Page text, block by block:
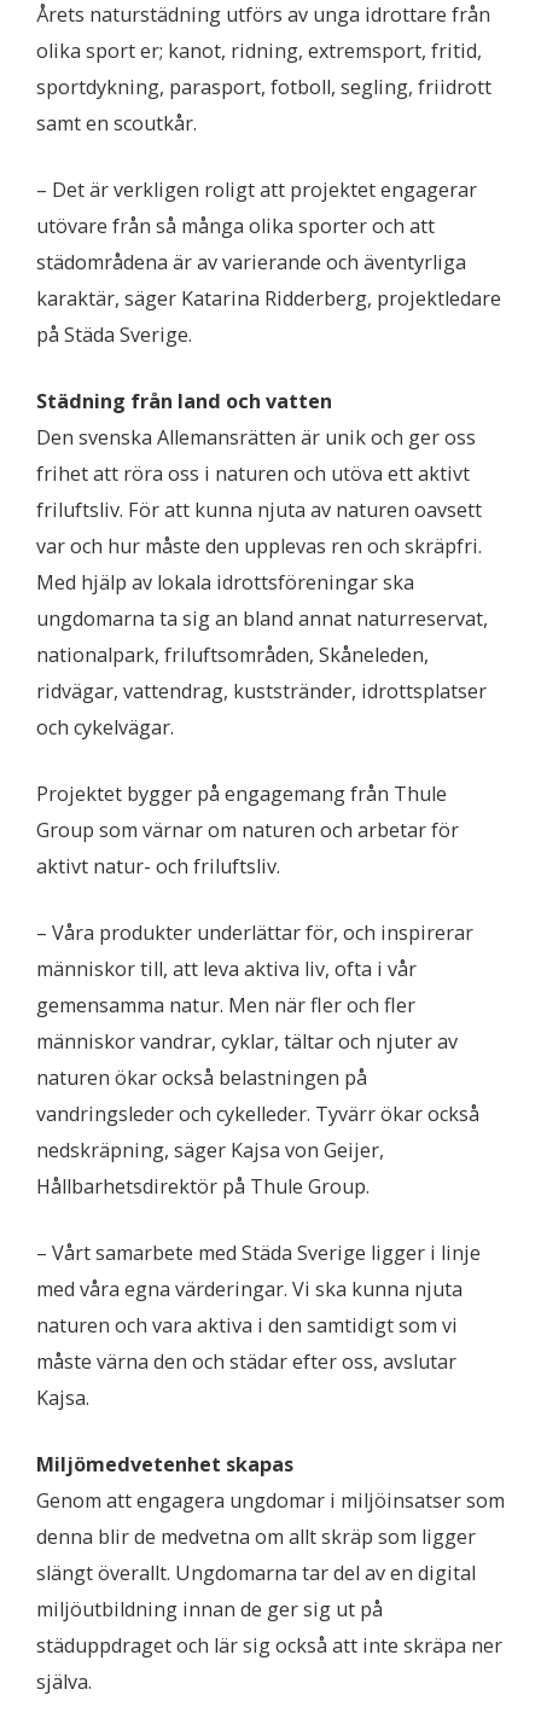
Årets naturstädning utförs av unga idrottare från
olika sport er; kanot, ridning, extremsport, fritid,
sportdykning, parasport, fotboll, segling, friidrott
samt en scoutkår.
– Det är verkligen roligt att projektet engagerar
utövare från så många olika sporter och att
städområdena är av varierande och äventyrliga
karaktär, säger Katarina Ridderberg, projektledare
på Städa Sverige.
Städning från land och vatten
Den svenska Allemansrätten är unik och ger oss
frihet att röra oss i naturen och utöva ett aktivt
friluftsliv. För att kunna njuta av naturen oavsett
var och hur måste den upplevas ren och skräpfri.
Med hjälp av lokala idrottsföreningar ska
ungdomarna ta sig an bland annat naturreservat,
nationalpark, friluftsområden, Skåneleden,
ridvägar, vattendrag, kuststränder, idrottsplatser
och cykelvägar.
Projektet bygger på engagemang från Thule
Group som värnar om naturen och arbetar för
aktivt natur- och friluftsliv.
– Våra produkter underlättar för, och inspirerar
människor till, att leva aktiva liv, ofta i vår
gemensamma natur. Men när fler och fler
människor vandrar, cyklar, tältar och njuter av
naturen ökar också belastningen på
vandringsleder och cykelleder. Tyvärr ökar också
nedskräpning, säger Kajsa von Geijer,
Hållbarhetsdirektör på Thule Group.
– Vårt samarbete med Städa Sverige ligger i linje
med våra egna värderingar. Vi ska kunna njuta
naturen och vara aktiva i den samtidigt som vi
måste värna den och städar efter oss, avslutar
Kajsa.
Miljömedvetenhet skapas
Genom att engagera ungdomar i miljöinsatser som
denna blir de medvetna om allt skräp som ligger
slängt överallt. Ungdomarna tar del av en digital
miljöutbildning innan de ger sig ut på
städuppdraget och lär sig också att inte skräpa ner
själva.